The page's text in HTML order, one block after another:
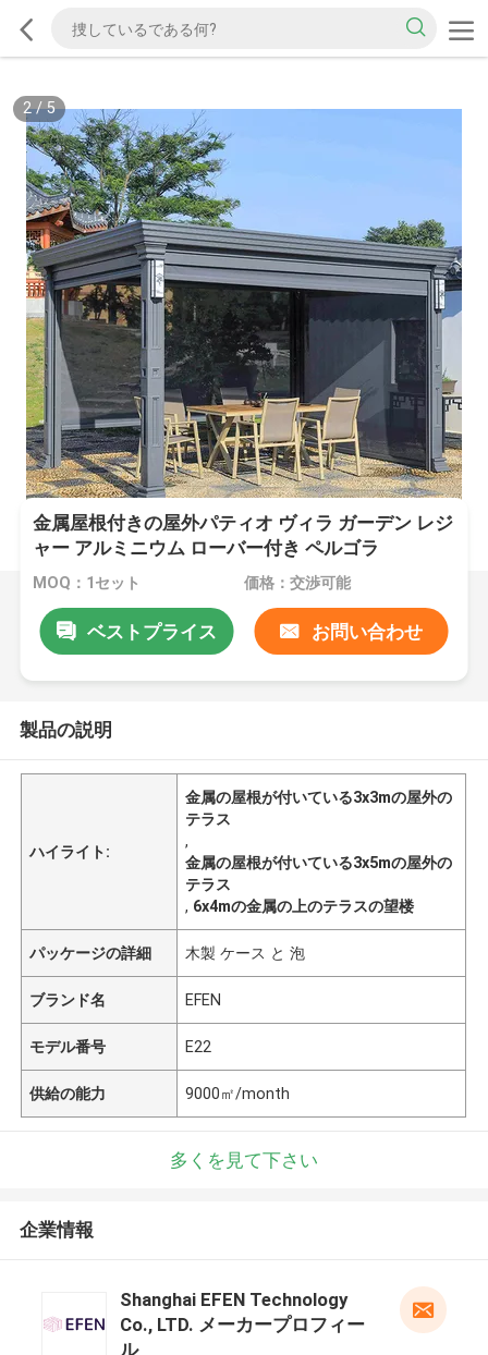
2/5
金属屋根付きの屋外パティオ ヴィラ ガーデン レジ
ャー アルミニウム ローバー付き ペルゴラ
MOQ：1セット 価格：交渉可能
ベストプライス お問い合わせ
製品の説明
ハイライト:
金属の屋根が付いている3x3mの屋外の
テラス
,
金属の屋根が付いている3x5mの屋外の
テラス
, 6x4mの金属の上のテラスの望楼
パッケージの詳細 木製 ケース と 泡
ブランド名 EFEN
モデル番号 E22
供給の能力 9000㎡/month
多くを見て下さい
企業情報
Shanghai EFEN Technology
Co., LTD. メーカープロフィー
ル